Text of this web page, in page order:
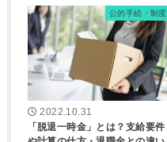
公的手続・制度
2022.10.31
「脱退一時金」とは？支給要件